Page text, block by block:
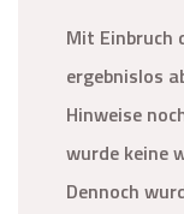
Mit Einbruch
ergebnislos
Hinweise
wurde keine
Dennoch